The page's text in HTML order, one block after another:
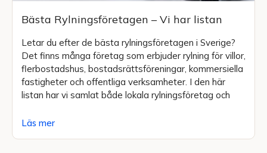
Bästa Rylningsföretagen – Vi har listan
Letar du efter de bästa rylningsföretagen i Sverige?
Det finns många företag som erbjuder rylning för villor,
flerbostadshus, bostadsrättsföreningar, kommersiella
fastigheter och offentliga verksamheter. I den här
listan har vi samlat både lokala rylningsföretag och
Läs mer